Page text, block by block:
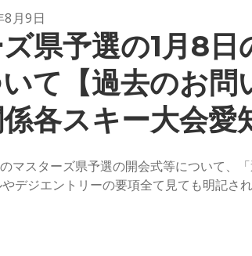
8月9日
県予選の1月8日
て【過去のお問
各スキー大会愛
のマスターズ県予選の開会式等について、
デジエントリーの要項全て見ても明記さ